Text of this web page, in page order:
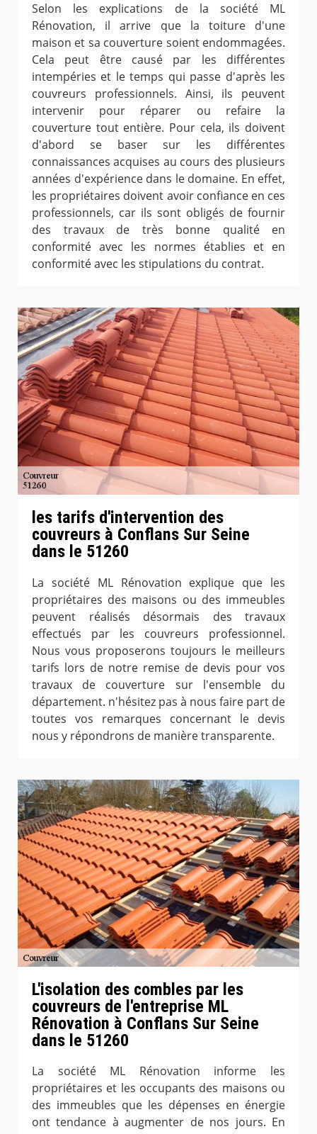
Selon les explications de la société ML
Rénovation, il arrive que la toiture d'une
maison et sa couverture soient endommagées.
Cela peut être causé par les différentes
intempéries et le temps qui passe d'après les
couvreurs professionnels. Ainsi, ils peuvent
intervenir pour réparer ou refaire la
couverture tout entière. Pour cela, ils doivent
d'abord se baser sur les différentes
connaissances acquises au cours des plusieurs
années d'expérience dans le domaine. En effet,
les propriétaires doivent avoir confiance en ces
professionnels, car ils sont obligés de fournir
des travaux de très bonne qualité en
conformité avec les normes établies et en
conformité avec les stipulations du contrat.
les tarifs d'intervention des
couvreurs à Conflans Sur Seine
dans le 51260
La société ML Rénovation explique que les
propriétaires des maisons ou des immeubles
peuvent réalisés désormais des travaux
effectués par les couvreurs professionnel.
Nous vous proposerons toujours le meilleurs
tarifs lors de notre remise de devis pour vos
travaux de couverture sur l'ensemble du
département. n'hésitez pas à nous faire part de
toutes vos remarques concernant le devis
nous y répondrons de manière transparente.
L'isolation des combles par les
couvreurs de l'entreprise ML
Rénovation à Conflans Sur Seine
dans le 51260
La société ML Rénovation informe les
propriétaires et les occupants des maisons ou
des immeubles que les dépenses en énergie
ont tendance à augmenter de nos jours. En